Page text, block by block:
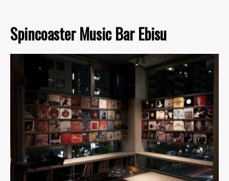
Spincoaster Music Bar Ebisu